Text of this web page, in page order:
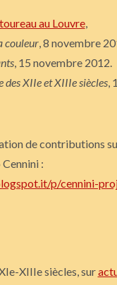
au Louvre,
couleur, 8 novembre
, 15 novembre 2012.
des XIIe et XIIIe siècles,
de contributions
:
p/cennini-
XIIIe siècles, sur